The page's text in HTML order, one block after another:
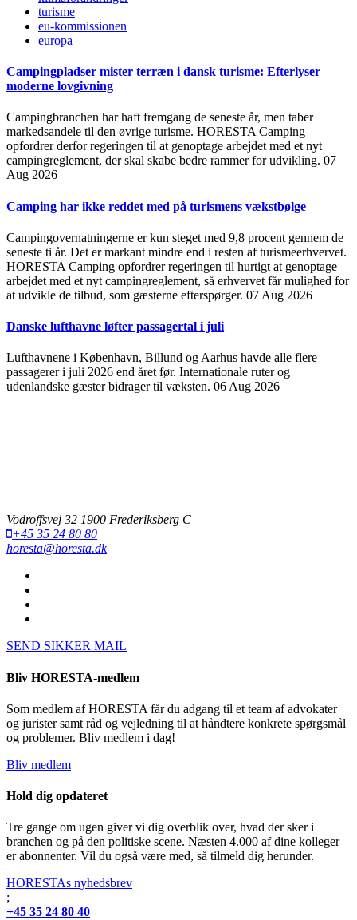
turisme
eu-kommissionen
europa
Campingpladser mister terræn i dansk turisme: Efterlyser
moderne lovgivning
Campingbranchen har haft fremgang de seneste år, men taber
markedsandele til den øvrige turisme. HORESTA Camping
opfordrer derfor regeringen til at genoptage arbejdet med et nyt
campingreglement, der skal skabe bedre rammer for udvikling. 07
Aug 2026
Camping har ikke reddet med på turismens vækstbølge
Campingovernatningerne er kun steget med 9,8 procent gennem de
seneste ti år. Det er markant mindre end i resten af turismeerhvervet.
HORESTA Camping opfordrer regeringen til hurtigt at genoptage
arbejdet med et nyt campingreglement, så erhvervet får mulighed for
at udvikle de tilbud, som gæsterne efterspørger. 07 Aug 2026
Danske lufthavne løfter passagertal i juli
Lufthavnene i København, Billund og Aarhus havde alle flere
passagerer i juli 2026 end året før. Internationale ruter og
udenlandske gæster bidrager til væksten. 06 Aug 2026
Vodroffsvej 32 1900 Frederiksberg C
+45 35 24 80 80
horesta@horesta.dk
SEND SIKKER MAIL
Bliv HORESTA-medlem
Som medlem af HORESTA får du adgang til et team af advokater
og jurister samt råd og vejledning til at håndtere konkrete spørgsmål
og problemer. Bliv medlem i dag!
Bliv medlem
Hold dig opdateret
Tre gange om ugen giver vi dig overblik over, hvad der sker i
branchen og på den politiske scene. Næsten 4.000 af dine kolleger
er abonnenter. Vil du også være med, så tilmeld dig herunder.
HORESTAs nyhedsbrev
;
+45 35 24 80 40